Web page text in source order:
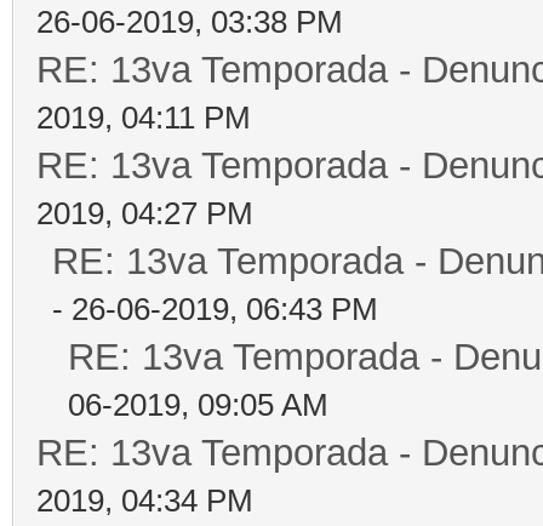
26-06-2019, 03:38 PM
RE: 13va Temporada -
2019, 04:11 PM
RE: 13va Temporada -
2019, 04:27 PM
RE: 13va Temporada -
- 26-06-2019, 06:43 PM
RE: 13va Temporada -
06-2019, 09:05 AM
RE: 13va Temporada -
2019, 04:34 PM